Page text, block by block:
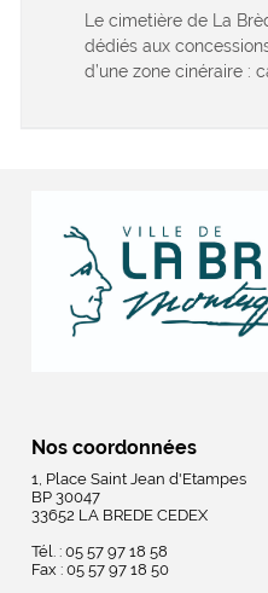
Le cimetière de La
dédiés aux
d’une zone cinéraire :
Nos coordonnées
1, Place Saint Jean d'Etampes
BP 30047
33652 LA BREDE CEDEX
Tél. : 05 57 97 18 58
Fax : 05 57 97 18 50